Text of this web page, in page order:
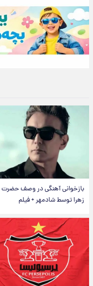
بازخوانی آهنگی در وصف حضرت
زهرا توسط شادمهر + فیلم